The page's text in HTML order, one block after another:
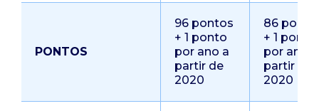
PONTOS
96 pontos
+ 1 ponto
por ano a
partir de
2020
86
+ 1 ponto
por ano a
partir de
2020